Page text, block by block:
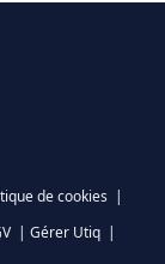
de cookies |
| Gérer Utiq |